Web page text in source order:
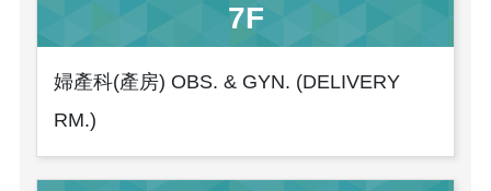
7F
婦產科(產房) OBS. & GYN. (DELIVERY
RM.)